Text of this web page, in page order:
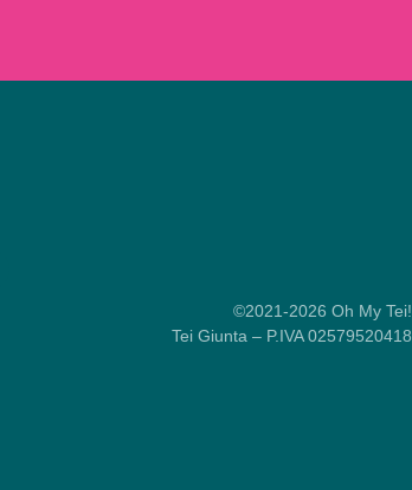
©2021-2026 Oh My Tei!
Tei Giunta – P.IVA 02579520418